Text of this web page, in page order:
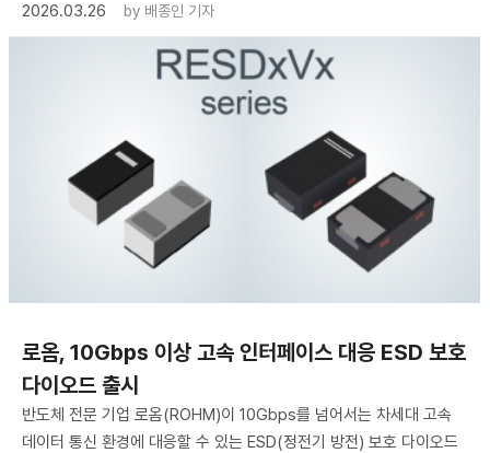
2026.03.26
by 배종인 기자
로옴, 10Gbps 이상 고속 인터페이스 대응 ESD 보호
다이오드 출시
반도체 전문 기업 로옴(ROHM)이 10Gbps를 넘어서는 차세대 고속
데이터 통신 환경에 대응할 수 있는 ESD(정전기 방전) 보호 다이오드